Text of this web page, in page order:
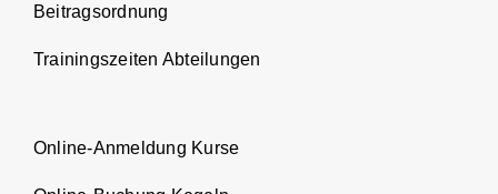
Beitragsordnung
Trainingszeiten Abteilungen
Online-Anmeldung Kurse